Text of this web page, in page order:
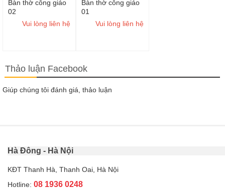
Bàn thờ công giáo
02
Vui lòng liên hệ
Bàn thờ công giáo
01
Vui lòng liên hệ
Thảo luận Facebook
Giúp chúng tôi đánh giá, thảo luận
Hà Đông - Hà Nội
KĐT Thanh Hà, Thanh Oai, Hà Nội
Hotline: 08 1936 0248